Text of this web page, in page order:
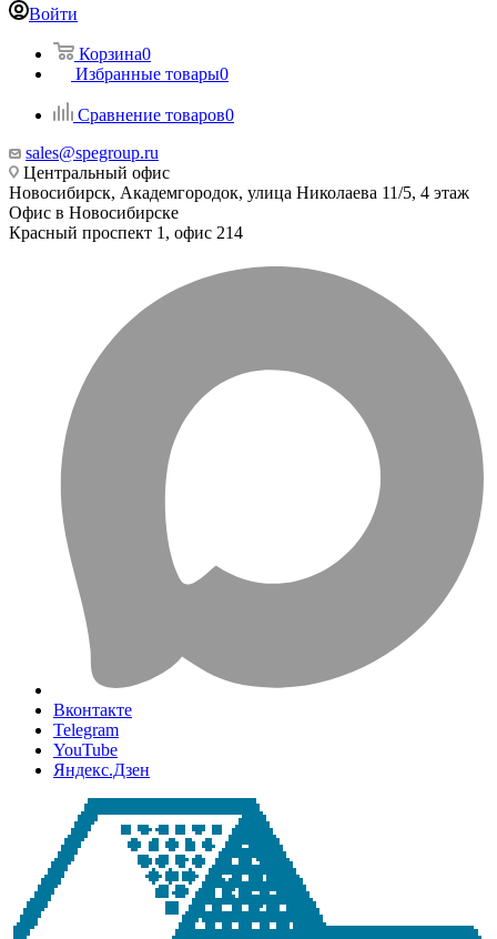
Войти
Корзина0
Избранные товары0
Сравнение товаров0
sales@spegroup.ru
Центральный офис
Новосибирск, Академгородок, улица Николаева 11/5, 4 этаж
Офис в Новосибирске
Красный проспект 1, офис 214
Вконтакте
Telegram
YouTube
Яндекс.Дзен